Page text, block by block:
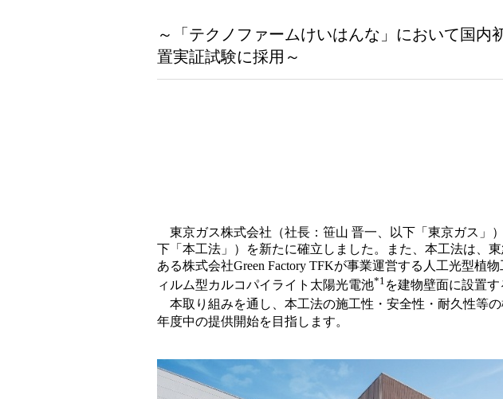
～「テクノファームけいはんな」において国
置実証試験に採用～
東京ガス株式会社（社長：笹山 晋一、以下「東京ガス」
下「本工法」）を新たに確立しました。また、本工法は、
ある株式会社Green Factory TFKが事業運営する人工光型植
ィルム型カルコパイライト太陽光電池*1 を建物壁面に設置
本取り組みを通し、本工法の施工性・安全性・耐久性等
年度中の提供開始を目指します。